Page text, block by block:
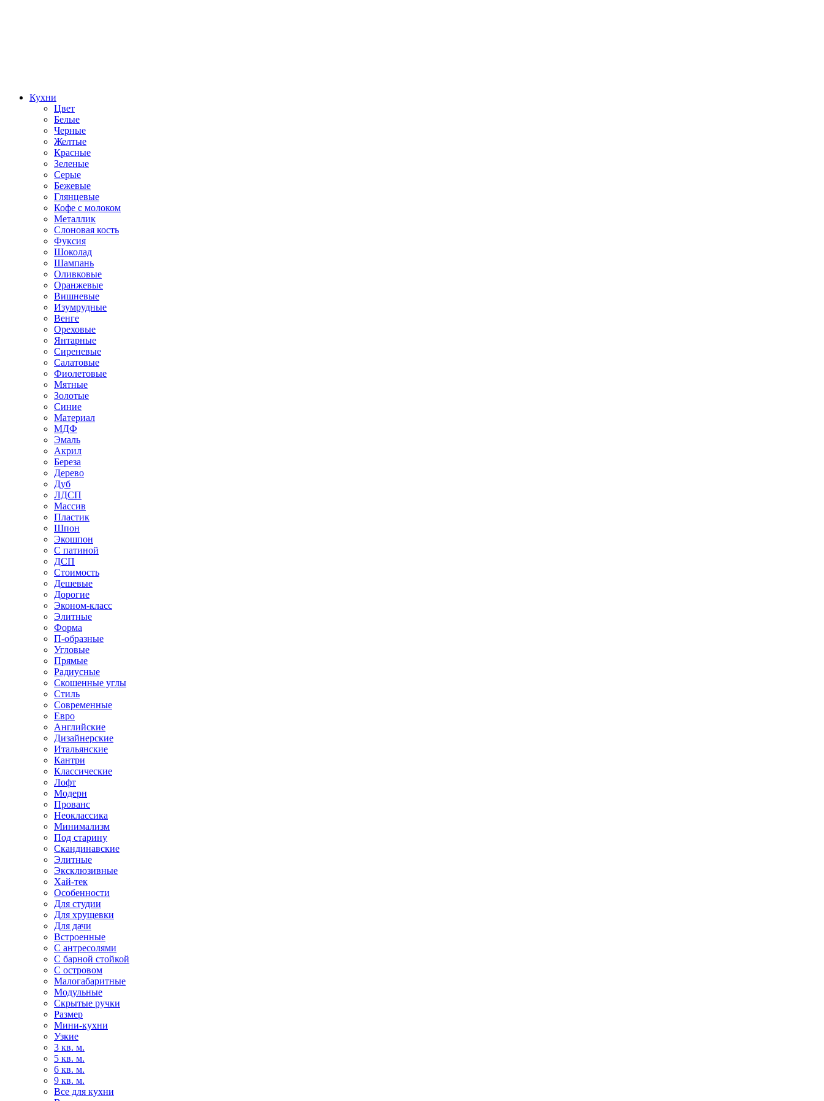
Кухни
Цвет
Белые
Черные
Желтые
Красные
Зеленые
Серые
Бежевые
Глянцевые
Кофе с молоком
Металлик
Слоновая кость
Фуксия
Шоколад
Шампань
Оливковые
Оранжевые
Вишневые
Изумрудные
Венге
Ореховые
Янтарные
Сиреневые
Салатовые
Фиолетовые
Мятные
Золотые
Синие
Материал
МДФ
Эмаль
Акрил
Береза
Дерево
Дуб
ЛДСП
Массив
Пластик
Шпон
Экошпон
С патиной
ДСП
Стоимость
Дешевые
Дорогие
Эконом-класс
Элитные
Форма
П-образные
Угловые
Прямые
Радиусные
Скошенные углы
Стиль
Современные
Евро
Английские
Дизайнерские
Итальянские
Кантри
Классические
Лофт
Модерн
Прованс
Неоклассика
Минимализм
Под старину
Скандинавские
Элитные
Эксклюзивные
Хай-тек
Особенности
Для студии
Для хрущевки
Для дачи
Встроенные
С антресолями
С барной стойкой
С островом
Малогабаритные
Модульные
Скрытые ручки
Размер
Мини-кухни
Узкие
3 кв. м.
5 кв. м.
6 кв. м.
9 кв. м.
Все для кухни